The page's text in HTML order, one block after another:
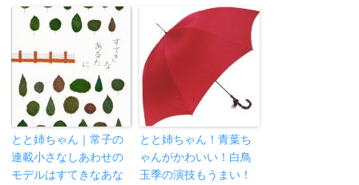
とと姉ちゃん｜常子の
連載小さなしあわせの
モデルはすてきなあな
とと姉ちゃん！青葉ち
ゃんがかわいい！白鳥
玉季の演技もうまい！